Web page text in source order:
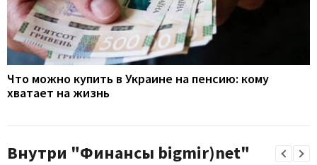
Что можно купить в Украине на пенсию: кому
хватает на жизнь
Внутри "Финансы bigmir)net"